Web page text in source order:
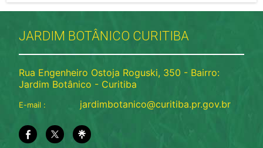
JARDIM BOTÂNICO CURITIBA
Rua Engenheiro Ostoja Roguski, 350 - Bairro:
Jardim Botânico - Curitiba
E-mail : jardimbotanico@curitiba.pr.gov.br